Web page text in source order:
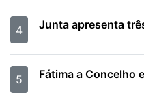
4 Junta apresenta
5 Fátima a Concelho